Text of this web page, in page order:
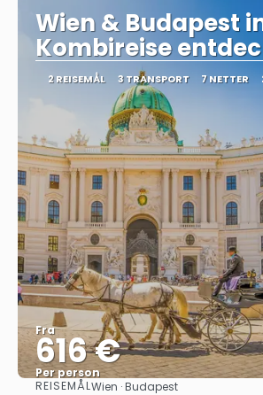
Wien & Budapest
Kombireise
2 REISEMÅL 3 TRANSPORT 7 NETTER
Fra
616 €
Per person
REISEMÅLWien · Budapest